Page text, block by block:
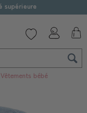
supérieure
Vêtements bébé